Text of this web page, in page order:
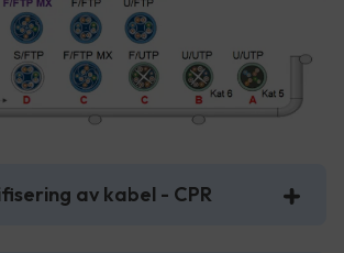
av kabel - CPR